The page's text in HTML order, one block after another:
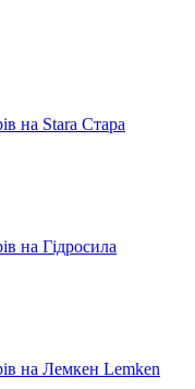
на Stara Стара
на Гідросила
на Лемкен Lemken